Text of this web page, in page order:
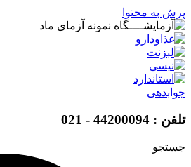
پرش به محتوا
جوابدهی
تلفن : 44200094 - 021
جستجو